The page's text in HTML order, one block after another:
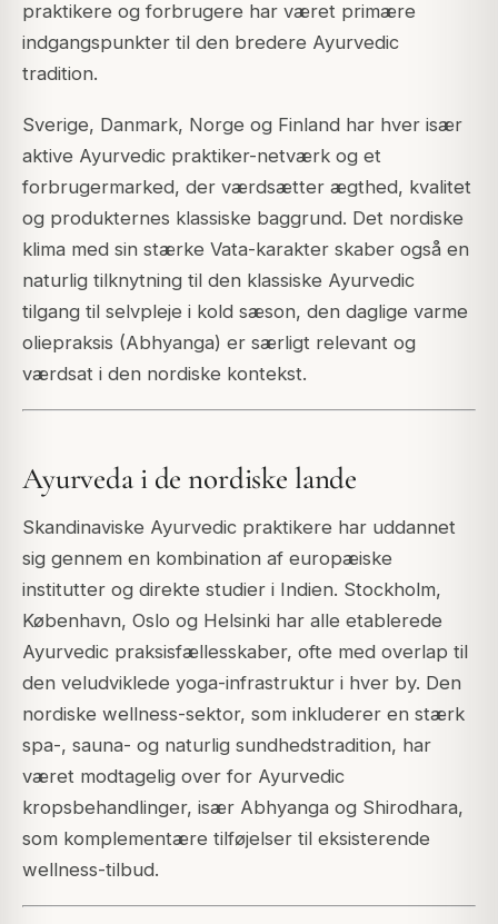
praktikere og forbrugere har været primære
indgangspunkter til den bredere Ayurvedic
tradition.
Sverige, Danmark, Norge og Finland har hver især
aktive Ayurvedic praktiker-netværk og et
forbrugermarked, der værdsætter ægthed, kvalitet
og produkternes klassiske baggrund. Det nordiske
klima med sin stærke Vata-karakter skaber også en
naturlig tilknytning til den klassiske Ayurvedic
tilgang til selvpleje i kold sæson, den daglige varme
oliepraksis (Abhyanga) er særligt relevant og
værdsat i den nordiske kontekst.
Ayurveda i de nordiske lande
Skandinaviske Ayurvedic praktikere har uddannet
sig gennem en kombination af europæiske
institutter og direkte studier i Indien. Stockholm,
København, Oslo og Helsinki har alle etablerede
Ayurvedic praksisfællesskaber, ofte med overlap til
den veludviklede yoga-infrastruktur i hver by. Den
nordiske wellness-sektor, som inkluderer en stærk
spa-, sauna- og naturlig sundhedstradition, har
været modtagelig over for Ayurvedic
kropsbehandlinger, især Abhyanga og Shirodhara,
som komplementære tilføjelser til eksisterende
wellness-tilbud.